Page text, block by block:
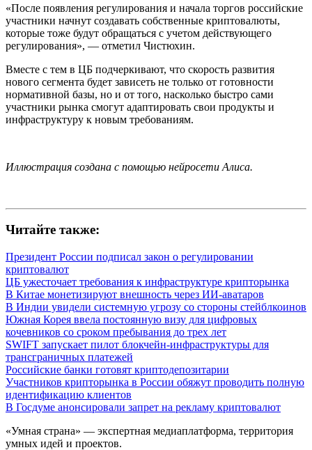
«После появления регулирования и начала торгов российские
участники начнут создавать собственные криптовалюты,
которые тоже будут обращаться с учетом действующего
регулирования», — отметил Чистюхин.
Вместе с тем в ЦБ подчеркивают, что скорость развития
нового сегмента будет зависеть не только от готовности
нормативной базы, но и от того, насколько быстро сами
участники рынка смогут адаптировать свои продукты и
инфраструктуру к новым требованиям.
Иллюстрация создана с помощью нейросети Алиса.
Читайте также:
Президент России подписал закон о регулировании
криптовалют
ЦБ ужесточает требования к инфраструктуре крипторынка
В Китае монетизируют внешность через ИИ-аватаров
В Индии увидели системную угрозу со стороны стейблкоинов
Южная Корея ввела постоянную визу для цифровых
кочевников со сроком пребывания до трех лет
SWIFT запускает пилот блокчейн-инфраструктуры для
трансграничных платежей
Российские банки готовят криптодепозитарии
Участников крипторынка в России обяжут проводить полную
идентификацию клиентов
В Госдуме анонсировали запрет на рекламу криптовалют
«Умная страна» — экспертная медиаплатформа, территория
умных идей и проектов.